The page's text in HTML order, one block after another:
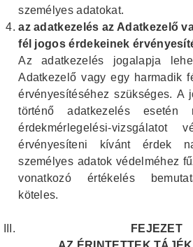
személyes adatokat.
az adatkezelés az Adatkezelő
fél jogos érdekeinek
Az adatkezelés jogalapja
Adatkezelő vagy egy harmadik
érvényesítéséhez szükséges. A
történő adatkezelés esetén
érdekmérlegelési-
érvényesíteni kívánt érdek
személyes adatok védelméhez
vonatkozó értékelés
köteles.
FEJEZET